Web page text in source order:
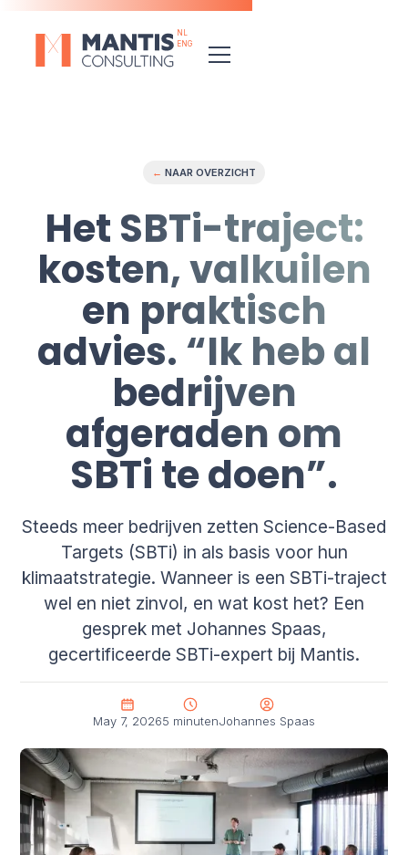
NL
ENG
← NAAR OVERZICHT
Het SBTi-traject:
kosten, valkuilen
en praktisch
advies. “Ik heb al
bedrijven
afgeraden om
SBTi te doen”.
Steeds meer bedrijven zetten Science-Based
Targets (SBTi) in als basis voor hun
klimaatstrategie. Wanneer is een SBTi-traject
wel en niet zinvol, en wat kost het? Een
gesprek met Johannes Spaas,
gecertificeerde SBTi-expert bij Mantis.
May 7, 20265 minutenJohannes Spaas